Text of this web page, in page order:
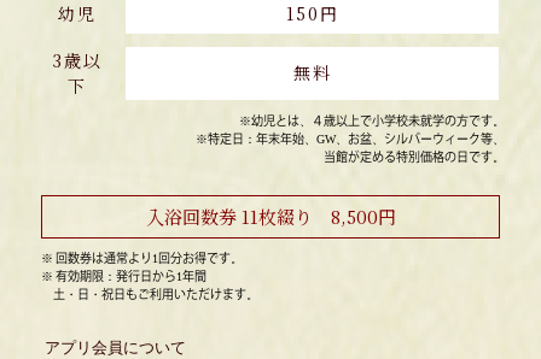
幼児
150円
3歳以
下
無料
※幼児とは、４歳以上で小学校未就学の方です。
※特定日：年末年始、GW、お盆、シルバーウィーク等、
当館が定める特別価格の日です。
入浴回数券 11枚綴り 8,500円
※ 回数券は通常より1回分お得です。
※ 有効期限：発行日から1年間
土・日・祝日もご利用いただけます。
アプリ会員について